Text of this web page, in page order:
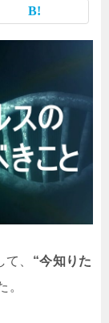
、 “今知りた
。